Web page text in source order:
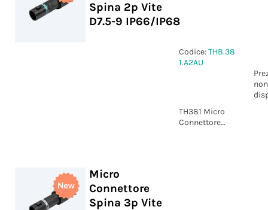
Spina 2p Vite
D7.5-9 IP66/IP68
Codice:THB.38
1.A2AU
non
TH381 Micro
Connettore
Micro
Connettore
Spina 3p Vite